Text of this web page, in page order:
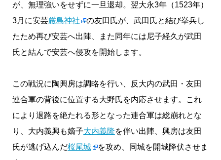
が、無理強いをせずに一旦退却。翌大永3年（1523年）
3月に安芸厳島神社
の友田氏が、武田氏と結び挙兵し
たため再び安芸へ出陣、また同年には尼子経久が武田
氏と結んで安芸へ侵攻を開始します。
この戦況に陶興房は調略を行い、反大内の武田・友田
連合軍の背後に位置する大野氏を内応させます。これ
により退路を絶たれる形となった連合軍は総崩れとな
り、大内義興も嫡子大内義隆を伴い出陣、興房は友田
氏が逃げ込んだ桜尾城
を攻め、同城を開城降伏させま